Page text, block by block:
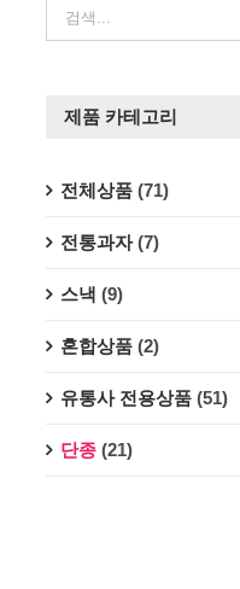
제품 카테고리
전체상품 (71)
전통과자 (7)
스낵 (9)
혼합상품 (2)
유통사 전용상품 (51)
단종 (21)